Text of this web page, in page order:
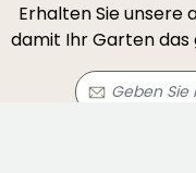
Erhalten Sie unsere
damit Ihr Garten